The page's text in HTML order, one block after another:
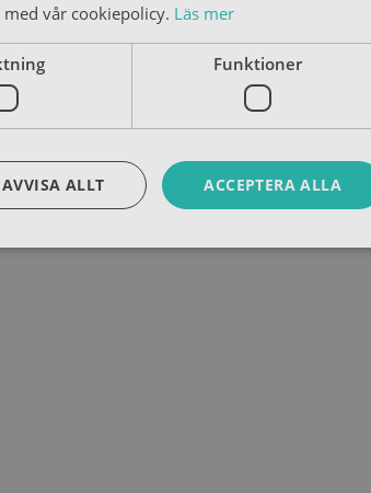
vår cookiepolicy. Läs mer
Funktioner
ACCEPTERA ALLA
AVVISA ALLT